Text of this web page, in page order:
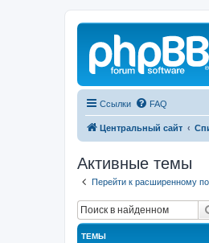
Ссылки FAQ
Центральный сайт
Активные темы
Перейти к расширенному
ТЕМЫ